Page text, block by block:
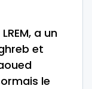
a un
et
le